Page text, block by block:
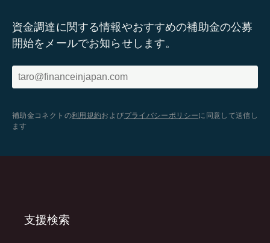
資金調達に関する情報やおすすめの補助金の公募
開始をメールでお知らせします。
補助金コネクトの利用規約およびプライバシーポリシーに同意して送信し
ます
支援検索